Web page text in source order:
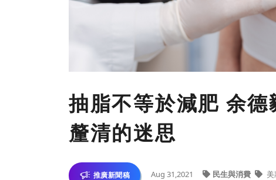
抽脂不等於減肥 余
釐清的迷思
推廣新聞稿 Aug 31,2021 民生與消費